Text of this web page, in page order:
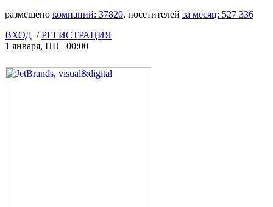
размещено компаний: 37820, посетителей за месяц: 527 336
ВХОД /РЕГИСТРАЦИЯ
1 января, ПН | 00:00